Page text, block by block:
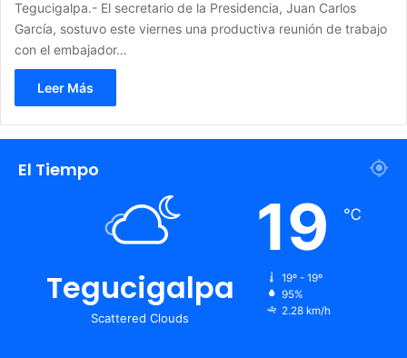
Tegucigalpa.- El secretario de la Presidencia, Juan Carlos
García, sostuvo este viernes una productiva reunión de trabajo
con el embajador…
Leer Más
El Tiempo
Tegucigalpa
Scattered Clouds
19 ℃
19º - 19º
95%
2.28 km/h